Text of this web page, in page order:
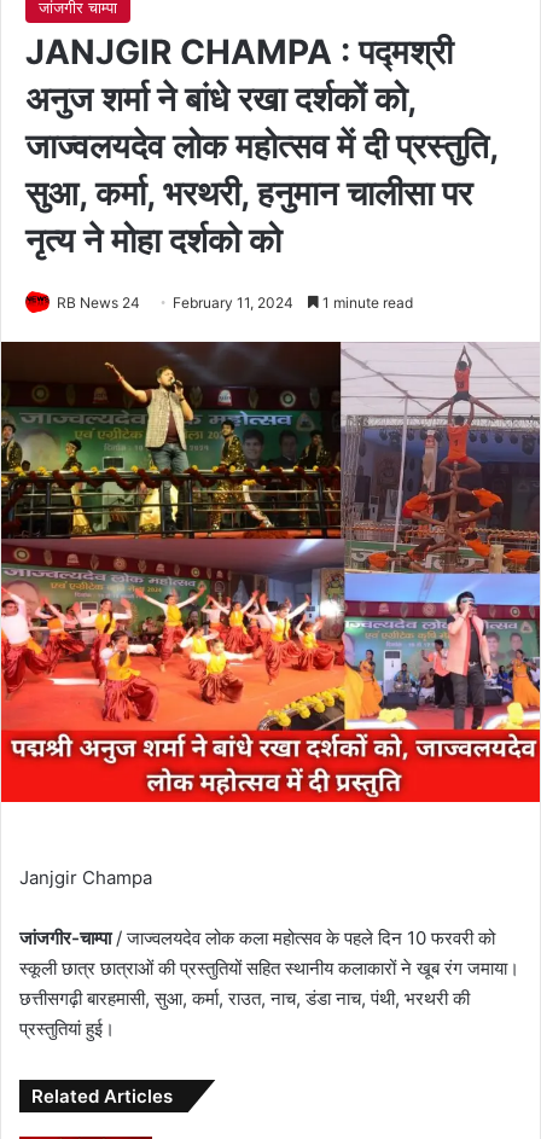
जांजगीर चाम्पा
JANJGIR CHAMPA : पद्मश्री
अनुज शर्मा ने बांधे रखा दर्शकों को,
जाज्वलयदेव लोक महोत्सव में दी प्रस्तुति,
सुआ, कर्मा, भरथरी, हनुमान चालीसा पर
नृत्य ने मोहा दर्शको को
RB News 24 February 11, 2024 1 minute read
Janjgir Champa
जांजगीर-चाम्पा/ जाज्वलयदेव लोक कला महोत्सव के पहले दिन 10 फरवरी को
स्कूली छात्र छात्राओं की प्रस्तुतियों सहित स्थानीय कलाकारों ने खूब रंग जमाया।
छत्तीसगढ़ी बारहमासी, सुआ, कर्मा, राउत, नाच, डंडा नाच, पंथी, भरथरी की
प्रस्तुतियां हुई।
Related Articles